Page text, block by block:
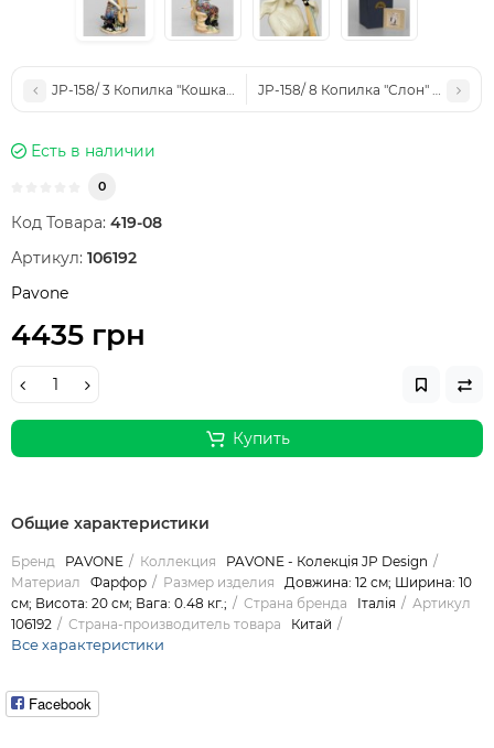
JP-158/ 3 Копилка "Кошка" (Pavone)JP-158/ 8 Копилка "Слон" (Pavone)
Есть в наличии
0
Код Товара: 419-08
Артикул: 106192
Pavone
4435 грн
Купить
Общие характеристики
Бренд PAVONE Коллекция
PAVONE - Колекція JP Design
Материал
Фарфор Размер изделия
Довжина: 12 см; Ширина: 10
см; Висота: 20 см; Вага: 0.48 кг.;
Страна бренда Італія
Артикул
106192
Страна-производитель товара Китай
Все характеристики
Facebook